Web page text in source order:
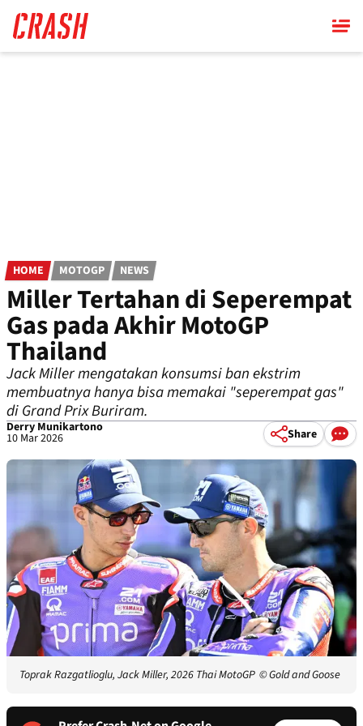
main
content
HOME MOTOGP NEWS
Miller Tertahan di Seperempat
Gas pada Akhir MotoGP
Thailand
Jack Miller mengatakan konsumsi ban ekstrim
membuatnya hanya bisa memakai "seperempat gas"
di Grand Prix Buriram.
Derry Munikartono
10 Mar 2026 Share
Toprak Razgatlioglu, Jack Miller, 2026 Thai MotoGP © Gold and Goose